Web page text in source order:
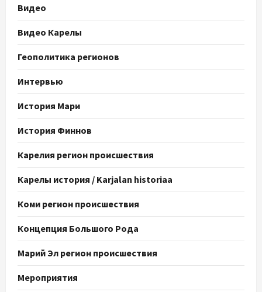
Видео
Видео Карелы
Геополитика регионов
Интервью
История Мари
История Финнов
Карелия регион происшествия
Карелы история / Karjalan historiaa
Коми регион происшествия
Концепция Большого Рода
Марий Эл регион происшествия
Мероприятия